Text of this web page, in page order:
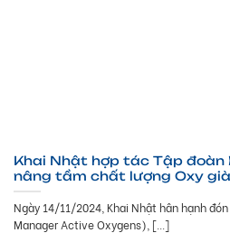
Khai Nhật hợp tác Tập đoàn
nâng tầm chất lượng Oxy
Ngày 14/11/2024, Khai Nhật hân hạnh
Manager Active Oxygens), [...]